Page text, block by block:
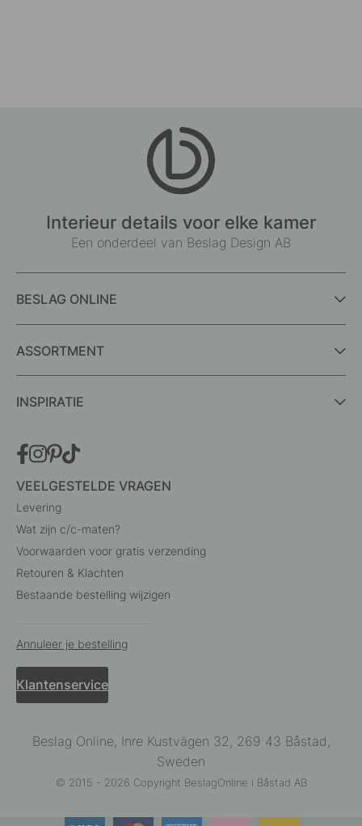
Interieur details voor elke kamer
Een onderdeel van Beslag Design AB
BESLAG ONLINE
ASSORTMENT
INSPIRATIE
VEELGESTELDE VRAGEN
Levering
Wat zijn c/c-maten?
Voorwaarden voor gratis verzending
Retouren & Klachten
Bestaande bestelling wijzigen
Annuleer je bestelling
Klantenservice
Beslag Online, Inre Kustvägen 32, 269 43 Båstad,
Sweden
© 2015 - 2026 Copyright BeslagOnline i Båstad AB